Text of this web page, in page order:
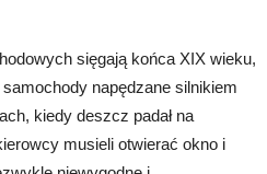
sięgają końca XIX wieku,
napędzane silnikiem
kiedy deszcz padał na
musieli otwierać okno i